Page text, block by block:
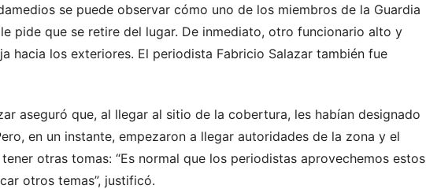
se puede observar cómo uno de los miembros de la Guardia
pide que se retire del lugar. De inmediato, otro funcionario alto y
hacia los exteriores. El periodista Fabricio Salazar también fue
aseguró que, al llegar al sitio de la cobertura, les habían designado
en un instante, empezaron a llegar autoridades de la zona y el
otras tomas: “Es normal que los periodistas aprovechemos estos
otros temas”, justificó.